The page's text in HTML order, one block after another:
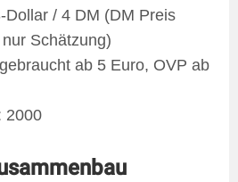
Dollar / 4 DM (DM Preis
Schätzung)
ab 5 Euro, OVP ab
2000